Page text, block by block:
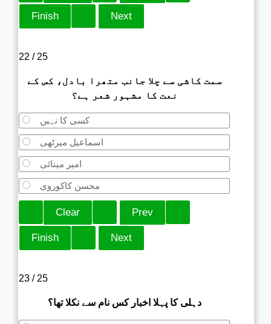
22 / 25
سمت کاشی سے چلا جانب متھرا بادل، کس کے
نعت کا مشہور شعر ہے؟
کسی کا نہیں
اسماعیل میرٹھی
امیر مینائی
محسن کاکوروی
23 / 25
دہلی کا پہلا اخبار کس نام سے نکلا تھا؟